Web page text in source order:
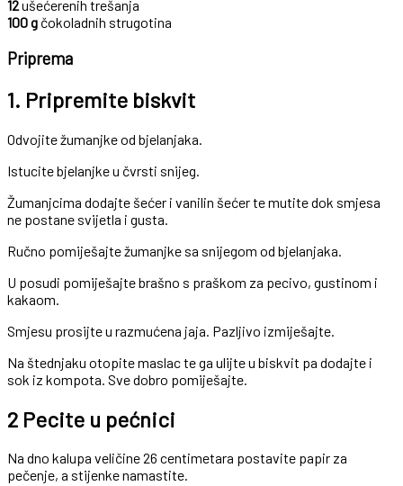
12ušećerenih trešanja
100 g čokoladnih strugotina
Priprema
1. Pripremite biskvit
Odvojite žumanjke od bjelanjaka.
Istucite bjelanjke u čvrsti snijeg.
Žumanjcima dodajte šećer i vanilin šećer te mutite dok smjesa
ne postane svijetla i gusta.
Ručno pomiješajte žumanjke sa snijegom od bjelanjaka.
U posudi pomiješajte brašno s praškom za pecivo, gustinom i
kakaom.
Smjesu prosijte u razmućena jaja. Pazljivo izmiješajte.
Na štednjaku otopite maslac te ga ulijte u biskvit pa dodajte i
sok iz kompota. Sve dobro pomiješajte.
2 Pecite u pećnici
Na dno kalupa veličine 26 centimetara postavite papir za
pečenje, a stijenke namastite.